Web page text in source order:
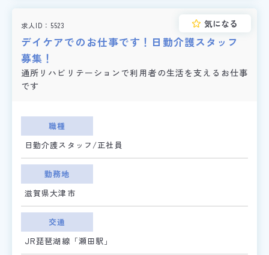
求人ID 5523
デイケアでのお仕事です！日勤介護スタッフ
募集！
通所リハビリテーションで利用者の生活を支えるお仕事
です
気になる
職種
日勤介護スタッフ/正社員
勤務地
滋賀県大津市
交通
JR琵琶湖線「瀬田駅」